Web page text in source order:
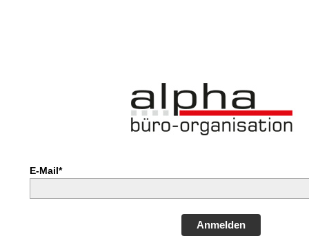
E-Mail*
Anmelden